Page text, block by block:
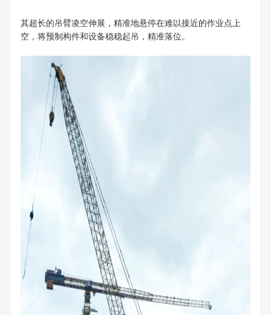
其超长的吊臂凌空伸展，精准地悬停在难以接近的作业点上
空，将预制构件和设备稳稳起吊，精准落位。